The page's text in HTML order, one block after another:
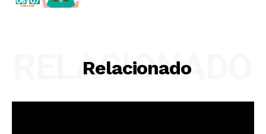
Relacionado
RELACIONADO